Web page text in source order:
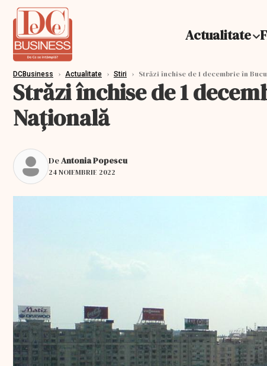
Actualitate
DCBusiness › Actualitate › Stiri › Străzi închise de 1 decembrie în
Străzi închise de 1
Naţională
DeAntonia Popescu
24 NOIEMBRIE 2022